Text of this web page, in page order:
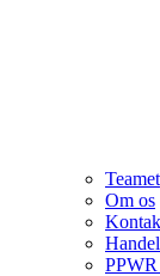
Teamet
Om os